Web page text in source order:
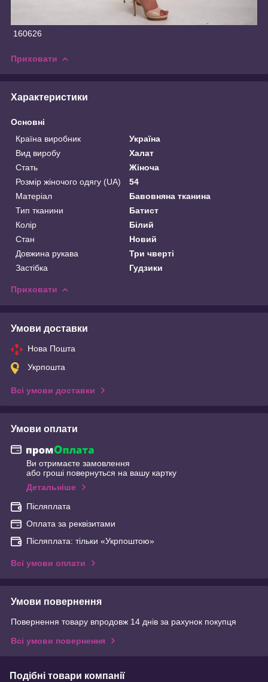
160626
Приховати
Характеристики
Основні
Країна виробник
Україна
Вид виробу
Халат
Стать
Жіноча
Розмір жіночого одягу (UA)
54
Матеріал
Бавовняна тканина
Тип тканини
Батист
Колір
Білий
Стан
Новий
Довжина рукава
Три чверті
Застібка
Гудзики
Приховати
Умови доставки
Нова Пошта
Укрпошта
Всі умови доставки
Умови оплати
Ви отримаєте замовлення
або гроші повернуться на вашу картку
Детальніше
Післяплата
Оплата за реквізитами
Післяплата: тільки «Укрпоштою»
Всі умови оплати
Умови повернення
Повернення товару впродовж 14 днів за рахунок покупця
Всі умови повернення
Подібні товари компанії